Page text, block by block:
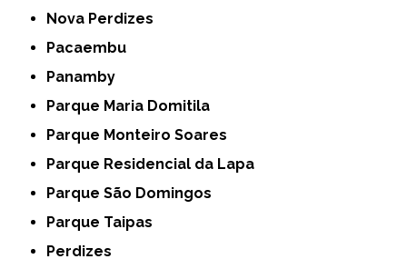
Nova Perdizes
Pacaembu
Panamby
Parque Maria Domitila
Parque Monteiro Soares
Parque Residencial da Lapa
Parque São Domingos
Parque Taipas
Perdizes